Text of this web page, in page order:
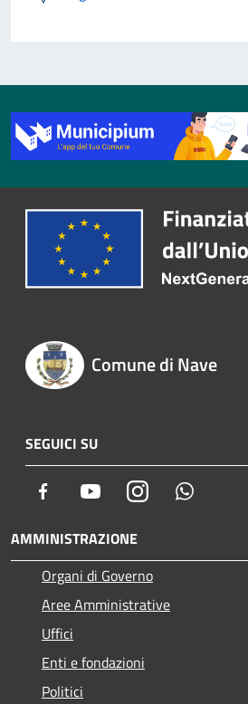
Comune di Nave
SEGUICI SU
Facebook YoutubeInstagram
AMMINISTRAZIONE
Organi di Governo
Aree Amministrative
Uffici
Enti e fondazioni
Politici